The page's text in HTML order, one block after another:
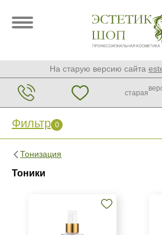
На старую версию сайта
старая
Фильтр 0
Тонизация
Тоники
Фильтр 0